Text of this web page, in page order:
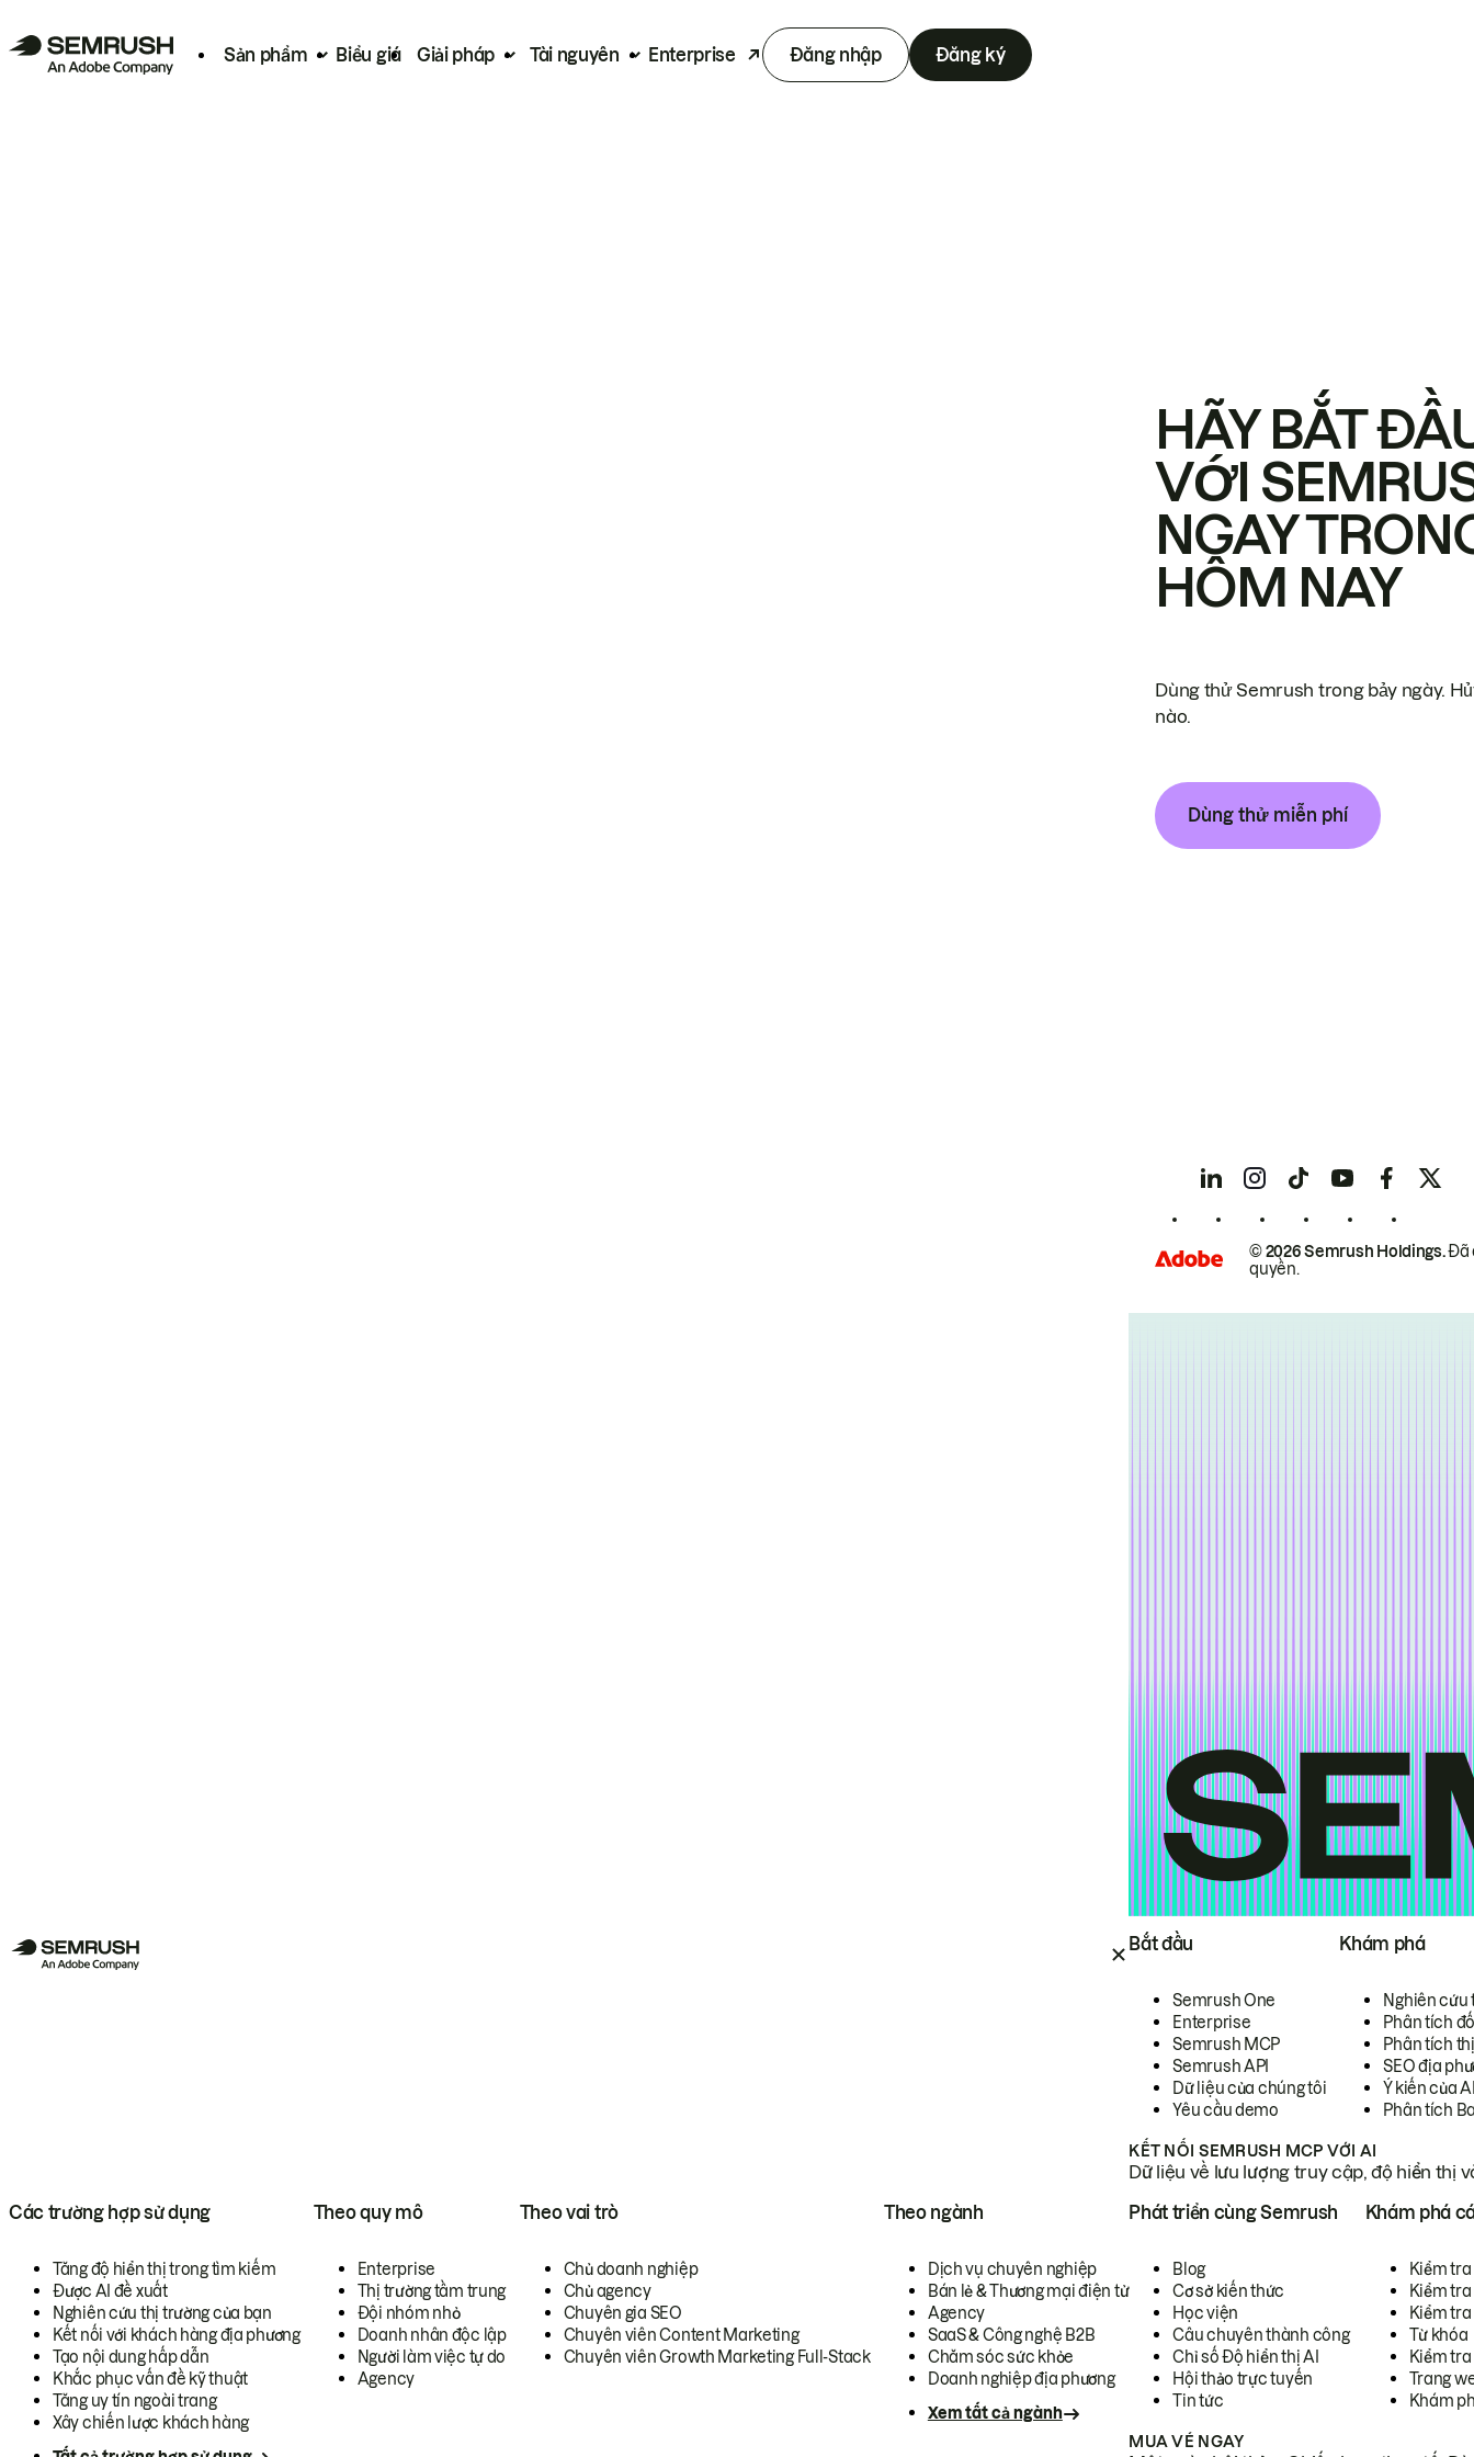
Sản phẩm Biểu giá Giải pháp Tài nguyên Enterprise Đăng nhập Đăng ký
Bắt đầu
Semrush One
Enterprise
Semrush MCP
Semrush API
Dữ liệu của chúng tôi
Yêu cầu demo
Khám phá
Nghiên cứu
Phân tích
Phân tích
SEO địa
Ý kiến của
Phân tích
KẾT NỐI SEMRUSH MCP VỚI AI
Dữ liệu về lưu lượng truy cập, độ hiển thị
Các trường hợp sử dụng
Tăng độ hiển thị trong tìm kiếm
Được AI đề xuất
Nghiên cứu thị trường của bạn
Kết nối với khách hàng địa phương
Tạo nội dung hấp dẫn
Khắc phục vấn đề kỹ thuật
Tăng uy tín ngoài trang
Xây chiến lược khách hàng
Theo quy mô
Enterprise
Thị trường tầm trung
Đội nhóm nhỏ
Doanh nhân độc lập
Người làm việc tự do
Agency
Theo vai trò
Chủ doanh nghiệp
Chủ agency
Chuyên gia SEO
Chuyên viên Content Marketing
Chuyên viên Growth Marketing Full-Stack
Theo ngành
Dịch vụ chuyên nghiệp
Bán lẻ & Thương mại điện tử
Agency
SaaS & Công nghệ B2B
Chăm sóc sức khỏe
Doanh nghiệp địa phương
Xem tất cả ngành
Phát triển cùng Semrush
Blog
Cơ sở kiến thức
Học viện
Câu chuyên thành công
Chỉ số Độ hiển thị AI
Hội thảo trực tuyến
Tin tức
Khám phá
Kiểm
Kiểm tra
Kiểm
Từ khóa
Kiểm
Trang
Khám
MUA VÉ NGAY
HÃY BẮT
VỚI
NGAY
HÔM NAY
Dùng thử Semrush trong bảy ngày.
nào.
Dùng thử miễn phí
© 2026 Semrush Holdings.Đã
quyền.